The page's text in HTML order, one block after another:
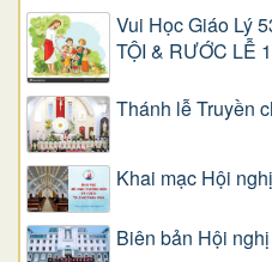
Vui Học Giáo Lý
TỘI & RƯỚC LỄ 1
Thánh lễ Truyền
Khai mạc Hội
Biên bản Hội